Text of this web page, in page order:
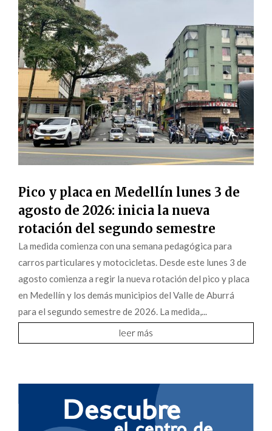
Pico y placa en Medellín lunes 3 de
agosto de 2026: inicia la nueva
rotación del segundo semestre
La medida comienza con una semana pedagógica para
carros particulares y motocicletas. Desde este lunes 3 de
agosto comienza a regir la nueva rotación del pico y placa
en Medellín y los demás municipios del Valle de Aburrá
para el segundo semestre de 2026. La medida,...
leer más